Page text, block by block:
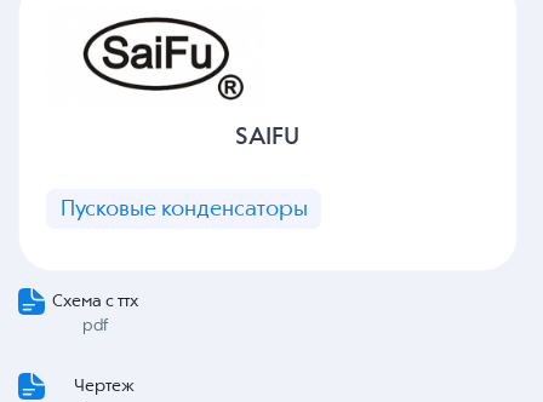
SAIFU
Пусковые конденсаторы
Схема с ттх
pdf
Чертеж